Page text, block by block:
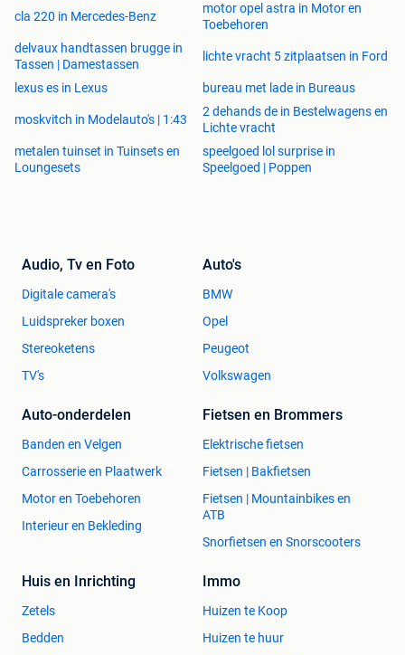
cla 220 in Mercedes-Benz
motor opel astra in Motor en
Toebehoren
delvaux handtassen brugge in
Tassen | Damestassen
lichte vracht 5 zitplaatsen in Ford
lexus es in Lexus bureau met lade in Bureaus
moskvitch in Modelauto's | 1:43
2 dehands de in Bestelwagens en
Lichte vracht
metalen tuinset in Tuinsets en
Loungesets
speelgoed lol surprise in
Speelgoed | Poppen
Audio, Tv en Foto
Digitale camera's
Luidspreker boxen
Stereoketens
TV's
Auto's
BMW
Opel
Peugeot
Volkswagen
Auto-onderdelen
Banden en Velgen
Carrosserie en Plaatwerk
Motor en Toebehoren
Interieur en Bekleding
Fietsen en Brommers
Elektrische fietsen
Fietsen | Bakfietsen
Fietsen | Mountainbikes en
ATB
Snorfietsen en Snorscooters
Huis en Inrichting
Zetels
Bedden
Immo
Huizen te Koop
Huizen te huur